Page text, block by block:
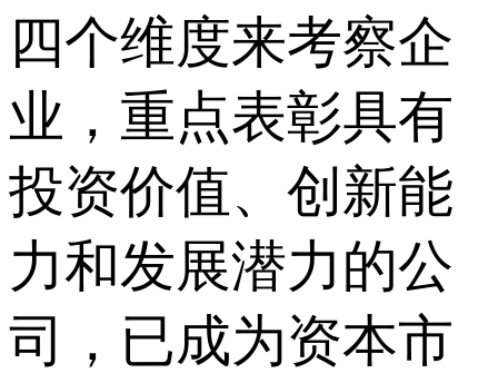
四个维度来考察企
业，重点表彰具有
投资价值、创新能
力和发展潜力的公
司，已成为资本市